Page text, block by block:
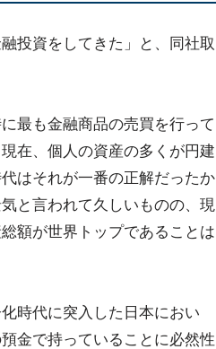
投資をしてきた」と、同社取
最も金融商品の売買を行って
在、個人の資産の多くが円建
はそれが一番の正解だったか
と言われて久しいものの、現
額が世界トップであることは
時代に突入した日本におい
金で持っていることに必然性